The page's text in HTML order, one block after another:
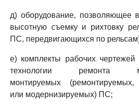
д) оборудование, позволяющее
высотную съемку и рихтовку
ПС, передвигающихся по
е) комплекты рабочих
технологии ремонта
монтируемых (ремонтируемых,
или модернизируемых) ПС;